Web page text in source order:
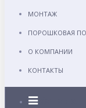
МОНТАЖ
ПОРОШКОВАЯ
О КОМПАНИИ
КОНТАКТЫ
Каталог